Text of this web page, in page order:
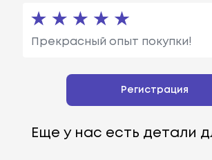
Прекрасный опыт покупки!
Регистрация
Еще у нас есть детали